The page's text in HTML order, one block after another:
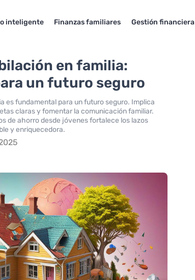
inteligente Finanzas familiares Gestión financiera
en familia:
un futuro seguro
es fundamental para un futuro seguro. Implica
claras y fomentar la comunicación familiar.
de ahorro desde jóvenes fortalece los lazos
y enriquecedora.